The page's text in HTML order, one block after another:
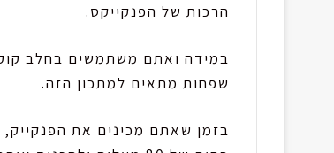
הרכות של הפנקייקס.
במידה ואתם משתמשים בחלב
שפחות מתאים למתכון הזה.
בזמן שאתם מכינים את